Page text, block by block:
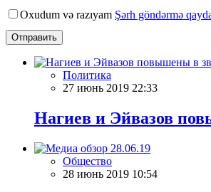
Oxudum və razıyam Şərh göndərmə
Отправить
Политика
27 июнь 2019 22:33
Нагиев и Эйвазов
Общество
28 июнь 2019 10:54